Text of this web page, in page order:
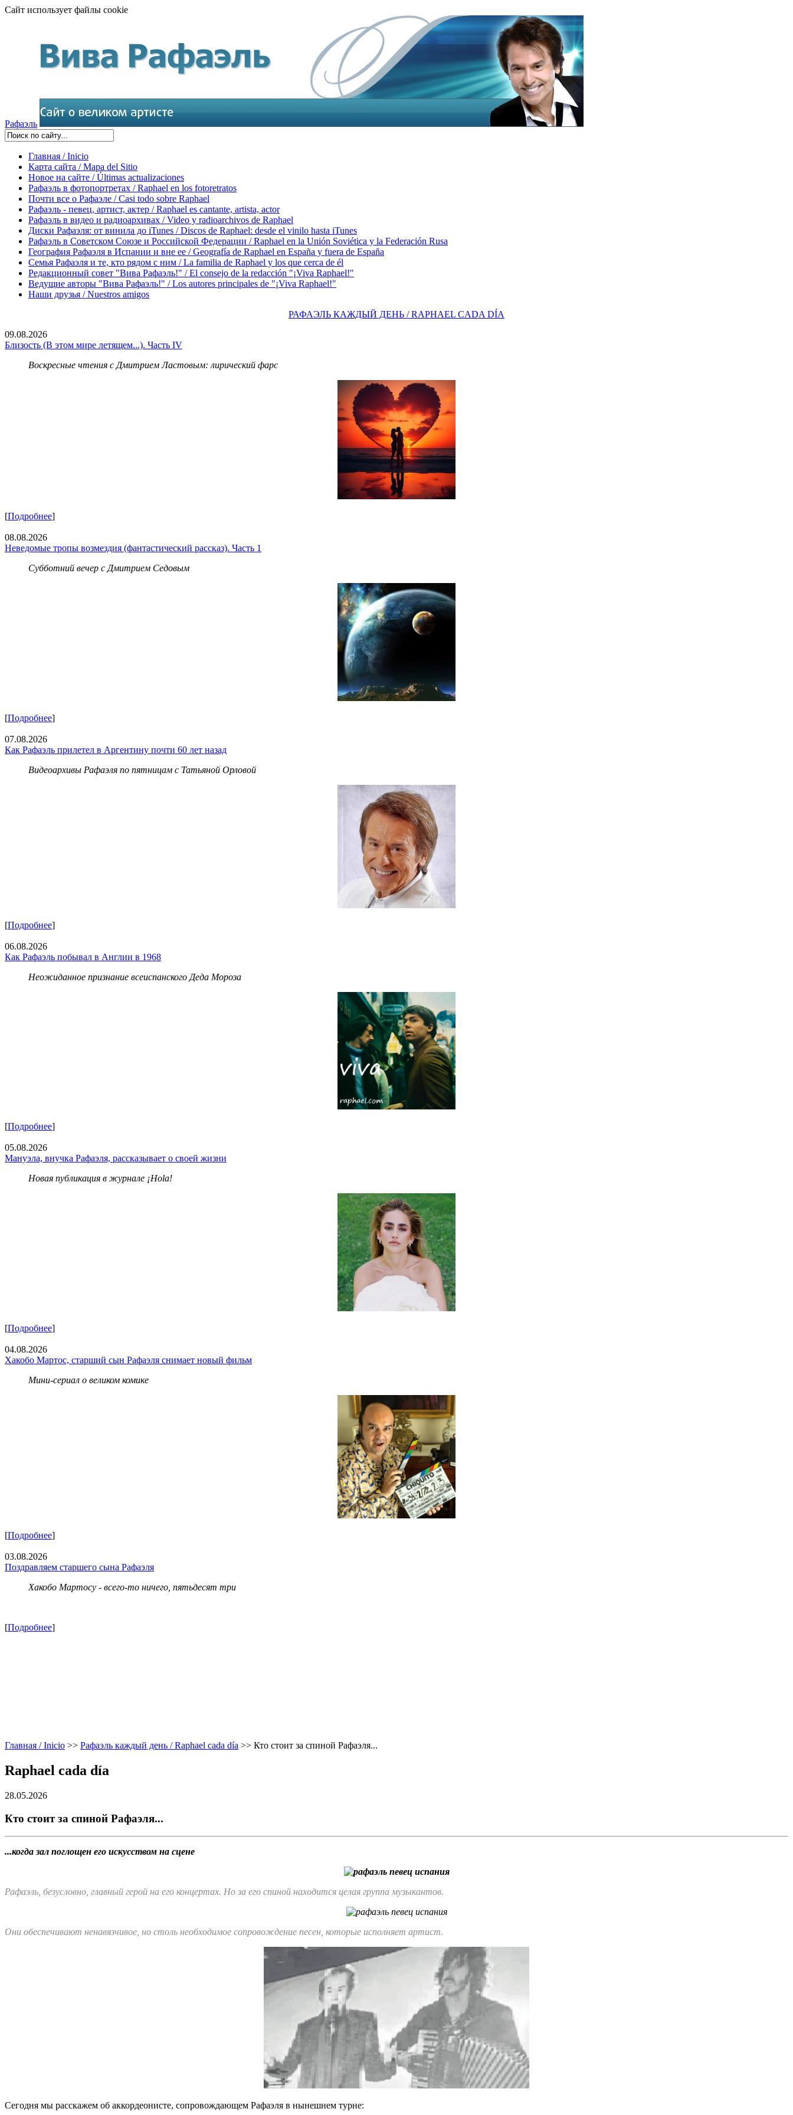
Сайт использует файлы cookie
Рафаэль
Главная / Inicio
Карта сайта / Mapa del Sitio
Новое на сайте / Últimas actualizaciones
Рафаэль в фотопортретах / Raphael en los fotoretratos
Почти все о Рафаэле / Casi todo sobre Raphael
Рафаэль - певец, артист, актер / Raphael es cantante, artista, actor
Рафаэль в видео и радиоархивах / Video y radioarchivos de Raphael
Диски Рафаэля: от винила до iTunes / Discos de Raphael: desde el vinilo hasta iTunes
Рафаэль в Советском Союзе и Российской Федерации / Raphael en la Unión Soviética y la Federación Rusa
География Рафаэля в Испании и вне ее / Geografía de Raphael en España y fuera de España
Семья Рафаэля и те, кто рядом с ним / La familia de Raphael y los que cerca de él
Редакционный совет "Вива Рафаэль!" / El consejo de la redacción "¡Viva Raphael!"
Ведущие авторы "Вива Рафаэль!" / Los autores principales de "¡Viva Raphael!"
Наши друзья / Nuestros amigos
РАФАЭЛЬ КАЖДЫЙ ДЕНЬ / RAPHAEL CADA DÍA
09.08.2026
Близость (В этом мире летящем...). Часть IV
Воскресные чтения с Дмитрием Ластовым: лирический фарс
[Подробнее]
08.08.2026
Неведомые тропы возмездия (фантастический рассказ). Часть 1
Субботний вечер с Дмитрием Седовым
[Подробнее]
07.08.2026
Как Рафаэль прилетел в Аргентину почти 60 лет назад
Видеоархивы Рафаэля по пятницам с Татьяной Орловой
[Подробнее]
06.08.2026
Как Рафаэль побывал в Англии в 1968
Неожиданное признание всеиспанского Деда Мороза
[Подробнее]
05.08.2026
Мануэла, внучка Рафаэля, рассказывает о своей жизни
Новая публикация в журнале ¡Hola!
[Подробнее]
04.08.2026
Хакобо Мартос, старший сын Рафаэля снимает новый фильм
Мини-сериал о великом комике
[Подробнее]
03.08.2026
Поздравляем старшего сына Рафаэля
Хакобо Мартосу - всего-то ничего, пятьдесят три
[Подробнее]
Главная / Inicio >> Рафаэль каждый день / Raphael cada día >> Кто стоит за спиной Рафаэля...
Raphael cada día
28.05.2026
Кто стоит за спиной Рафаэля...
...когда зал поглощен его искусством на сцене
Рафаэль, безусловно, главный герой на его концертах. Но за его спиной находится целая группа музыкантов.
Они обеспечивают ненавязчивое, но столь необходимое сопровождение песен, которые исполняет артист.
Сегодня мы расскажем об аккордеонисте, сопровождающем Рафаэля в нынешнем турне: